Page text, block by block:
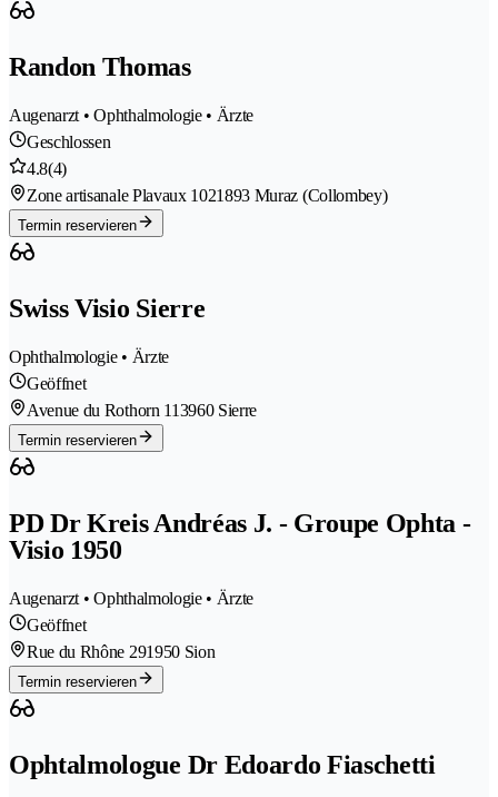
Randon Thomas
Augenarzt • Ophthalmologie • Ärzte
Geschlossen
4.8(4)
Zone artisanale Plavaux 1021893 Muraz (Collombey)
Termin reservieren
Swiss Visio Sierre
Ophthalmologie • Ärzte
Geöffnet
Avenue du Rothorn 113960 Sierre
Termin reservieren
PD Dr Kreis Andréas J. - Groupe Ophta -
Visio 1950
Augenarzt • Ophthalmologie • Ärzte
Geöffnet
Rue du Rhône 291950 Sion
Termin reservieren
Ophtalmologue Dr Edoardo Fiaschetti